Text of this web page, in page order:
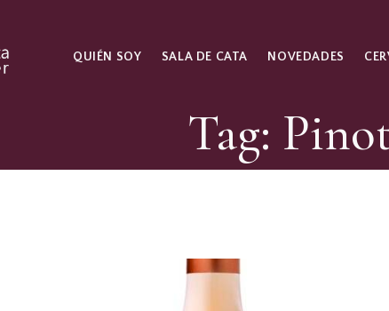
QUIÉN SOY SALA DE CATA NOVEDADES
Tag: